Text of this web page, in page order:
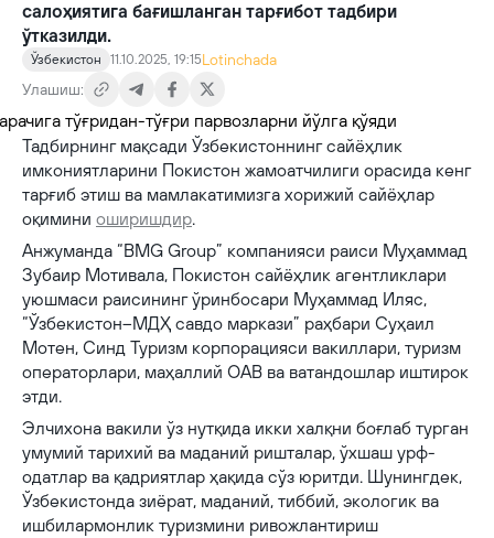
салоҳиятига бағишланган тарғибот тадбири
ўтказилди.
Ўзбекистон 11.10.2025, 19:15Lotinchada
Улашиш:
Тадбирнинг мақсади Ўзбекистоннинг сайёҳлик
имкониятларини Покистон жамоатчилиги орасида кенг
тарғиб этиш ва мамлакатимизга хорижий сайёҳлар
оқимини оширишдир.
Анжуманда “BMG Group” компанияси раиси Муҳаммад
Зубаир Мотивала, Покистон сайёҳлик агентликлари
уюшмаси раисининг ўринбосари Муҳаммад Иляс,
“Ўзбекистон–МДҲ савдо маркази” раҳбари Суҳаил
Мотен, Синд Туризм корпорацияси вакиллари, туризм
операторлари, маҳаллий ОАВ ва ватандошлар иштирок
этди.
Элчихона вакили ўз нутқида икки халқни боғлаб турган
умумий тарихий ва маданий ришталар, ўхшаш урф-
одатлар ва қадриятлар ҳақида сўз юритди. Шунингдек,
Ўзбекистонда зиёрат, маданий, тиббий, экологик ва
ишбилармонлик туризмини ривожлантириш